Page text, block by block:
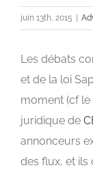
juin 13th, 2015
Les débats
et de la loi
moment (cf
juridique de
annonceurs
des flux, et ils